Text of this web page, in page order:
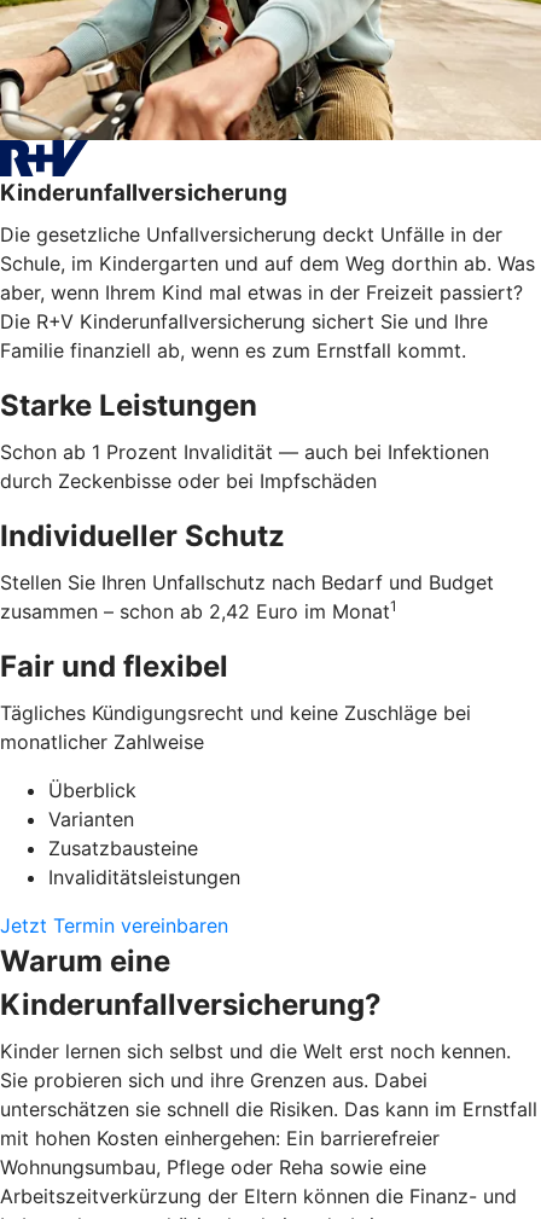
Kinderunfallversicherung
Die gesetzliche Unfallversicherung deckt Unfälle in der
Schule, im Kindergarten und auf dem Weg dorthin ab. Was
aber, wenn Ihrem Kind mal etwas in der Freizeit passiert?
Die R+V Kinderunfallversicherung sichert Sie und Ihre
Familie finanziell ab, wenn es zum Ernstfall kommt.
Starke Leistungen
Schon ab 1 Prozent Invalidität — auch bei Infektionen
durch Zeckenbisse oder bei Impfschäden
Individueller Schutz
Stellen Sie Ihren Unfallschutz nach Bedarf und Budget
zusammen – schon ab 2,42 Euro im Monat1
Fair und flexibel
Tägliches Kündigungsrecht und keine Zuschläge bei
monatlicher Zahlweise
Überblick
Varianten
Zusatzbausteine
Invaliditätsleistungen
Jetzt Termin vereinbaren
Warum eine
Kinderunfallversicherung?
Kinder lernen sich selbst und die Welt erst noch kennen.
Sie probieren sich und ihre Grenzen aus. Dabei
unterschätzen sie schnell die Risiken. Das kann im Ernstfall
mit hohen Kosten einhergehen: Ein barrierefreier
Wohnungsumbau, Pflege oder Reha sowie eine
Arbeitszeitverkürzung der Eltern können die Finanz- und